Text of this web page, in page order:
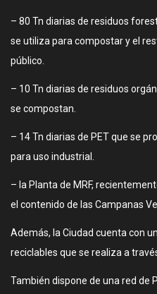
– 80 Tn diarias de residuos
se utiliza para compostar y el
público.
– 10 Tn diarias de residuos
se compostan.
– 14 Tn diarias de PET que se
para uso industrial.
– la Planta de MRF,
el contenido de las Campanas
Además, la Ciudad cuenta con
reciclables que se realiza a
También dispone de una red de